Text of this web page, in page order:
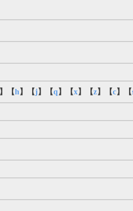
】【h 】【j】【q 】【x】【z】【c】【